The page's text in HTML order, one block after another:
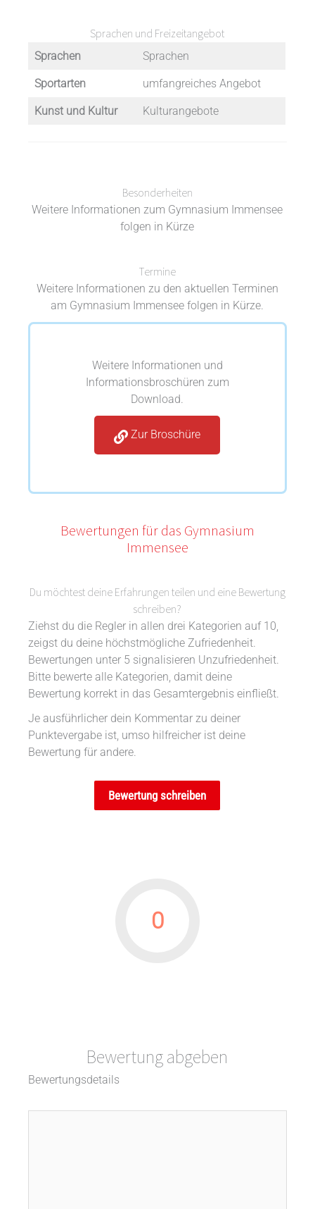
Sprachen und Freizeitangebot
Sprachen Sprachen
Sportarten umfangreiches Angebot
Kunst und Kultur Kulturangebote
Besonderheiten
Weitere Informationen zum Gymnasium Immensee
folgen in Kürze
Termine
Weitere Informationen zu den aktuellen Terminen
am Gymnasium Immensee folgen in Kürze.
Weitere Informationen und
Informationsbroschüren zum
Download.
Zur Broschüre
Bewertungen für das Gymnasium
Immensee
Du möchtest deine Erfahrungen teilen und eine Bewertung
schreiben?
Ziehst du die Regler in allen drei Kategorien auf 10,
zeigst du deine höchstmögliche Zufriedenheit.
Bewertungen unter 5 signalisieren Unzufriedenheit.
Bitte bewerte alle Kategorien, damit deine
Bewertung korrekt in das Gesamtergebnis einfließt.
Je ausführlicher dein Kommentar zu deiner
Punktevergabe ist, umso hilfreicher ist deine
Bewertung für andere.
Bewertung schreiben
0
Bewertung abgeben
Bewertungsdetails